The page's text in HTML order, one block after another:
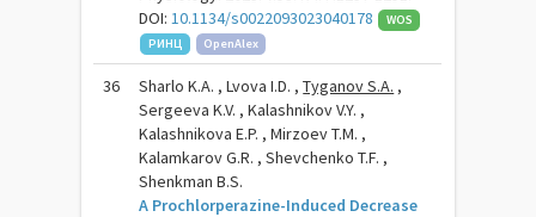
DOI:10.1134/s0022093023040178
WOS
РИНЦ
OpenAlex
36 Sharlo K.A. , Lvova I.D. ,Tyganov S.A. ,
Sergeeva K.V. , Kalashnikov V.Y. ,
Kalashnikova E.P. , Mirzoev T.M. ,
Kalamkarov G.R. , Shevchenko T.F. ,
Shenkman B.S.
A Prochlorperazine-Induced Decrease